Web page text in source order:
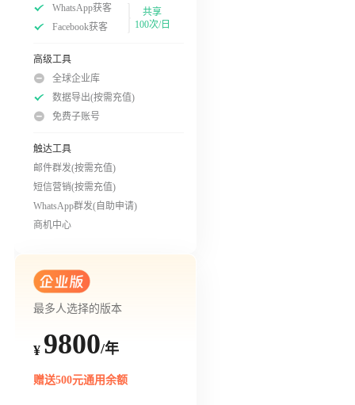
WhatsApp获客
Facebook获客
共享
100次/日
高级工具
全球企业库
数据导出(按需充值)
免费子账号
触达工具
邮件群发(按需充值)
短信营销(按需充值)
WhatsApp群发(自助申请)
商机中心
最多人选择的版本
¥ 9800/年
赠送500元通用余额